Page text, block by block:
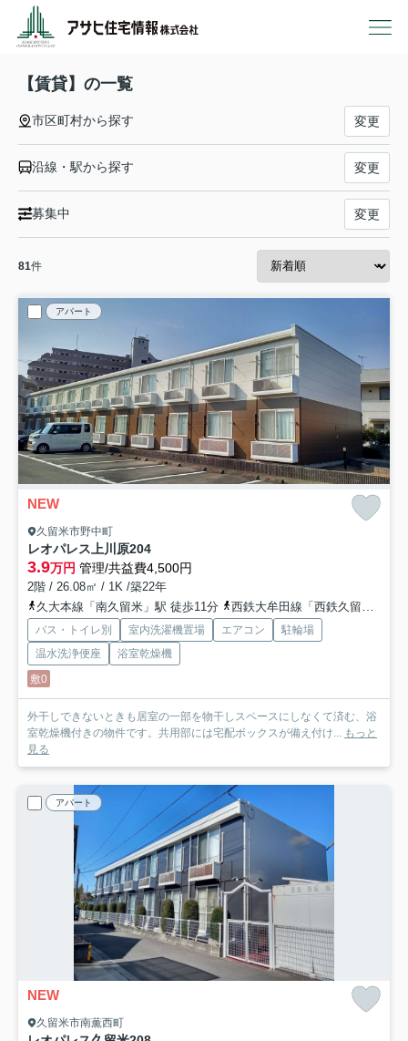
【賃貸】の一覧
市区町村から探す 変更
沿線・駅から探す 変更
募集中 変更
81件
アパート
NEW
久留米市野中町
レオパレス上川原204
3.9万円 管理/共益費4,500円
2階 / 26.08㎡ / 1K /築22年
久大本線「南久留米」駅 徒歩11分
西鉄大牟田線「西鉄久留米」駅 バス11分 「野田」 停歩9分
バス・トイレ別 室内洗濯機置場 エアコン
駐輪場
温水洗浄便座
浴室乾燥機
敷0
外干しできないときも居室の一部を物干しスペースにしなくて済む、浴
室乾燥機付きの物件です。共用部には宅配ボックスが備え付け...
もっと
見る
アパート
NEW
久留米市南薫西町